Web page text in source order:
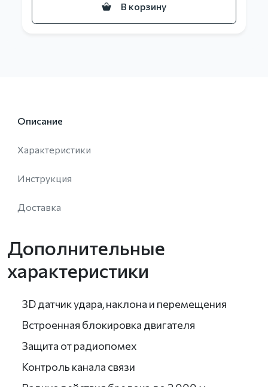
В корзину
Описание
Характеристики
Инструкция
Доставка
Дополнительные
характеристики
3D датчик удара, наклона и перемещения
Встроенная блокировка двигателя
Защита от радиопомех
Контроль канала связи